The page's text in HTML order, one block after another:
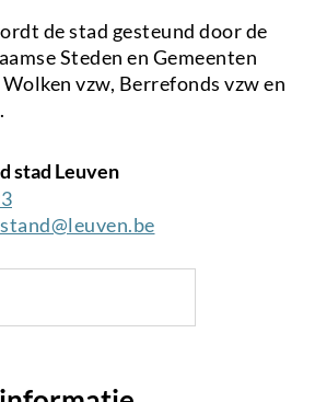
de stad gesteund door de
Steden en Gemeenten
Wolken vzw, Berrefonds vzw en
stad Leuven